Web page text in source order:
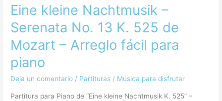
Eine kleine Nachtmusik –
Serenata No. 13 K. 525 de
Mozart – Arreglo fácil para
piano
Deja un comentario / Partituras / Música para disfrutar
Partitura para Piano de “Eine kleine Nachtmusik K. 525” –